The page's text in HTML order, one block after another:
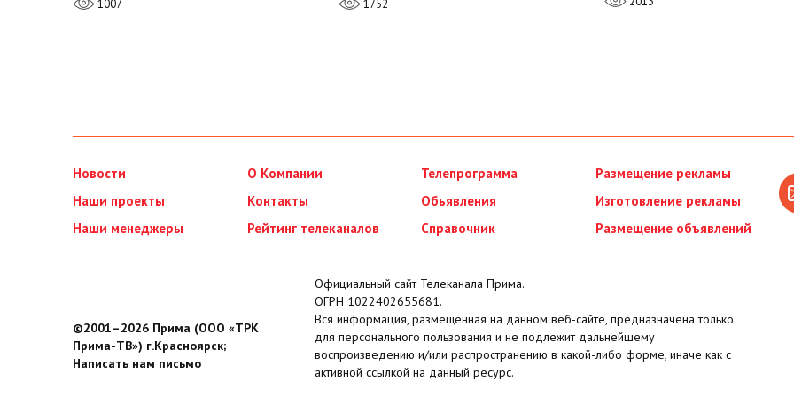
1007 1752
Новости
Наши проекты
Наши менеджеры
О Компании
Контакты
Рейтинг телеканалов
Телепрограмма
Обьявления
Справочник
Размещение рекламы
Изготовление рекламы
Размещение объявлений
©2001–2026 Прима (ООО «ТРК
Прима-ТВ») г.Красноярск;
Написать нам письмо
Официальный сайт Телеканала Прима.
ОГРН 1022402655681.
Вся информация, размещенная на данном веб-сайте, предназначена только
для персонального пользования и не подлежит дальнейшему
воспроизведению и/или распространению в какой-либо форме, иначе как с
активной ссылкой на данный ресурс.